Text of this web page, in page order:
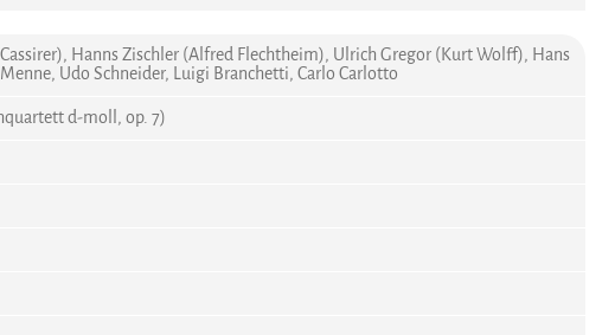
Hanns Zischler (Alfred Flechtheim), Ulrich Gregor (Kurt Wolff), Hans
Udo Schneider, Luigi Branchetti, Carlo Carlotto
d-moll, op. 7)